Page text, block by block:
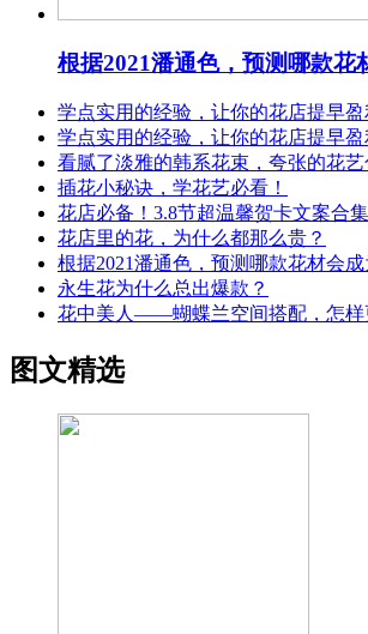
根据2021潘通色，预测哪款花
学点实用的经验，让你的花店提早盈
学点实用的经验，让你的花店提早盈
看腻了淡雅的韩系花束，夸张的花艺
插花小秘诀，学花艺必看！
花店必备！3.8节超温馨贺卡文案合集
花店里的花，为什么都那么贵？
根据2021潘通色，预测哪款花材会
永生花为什么总出爆款？
花中美人——蝴蝶兰空间搭配，怎样
图文精选